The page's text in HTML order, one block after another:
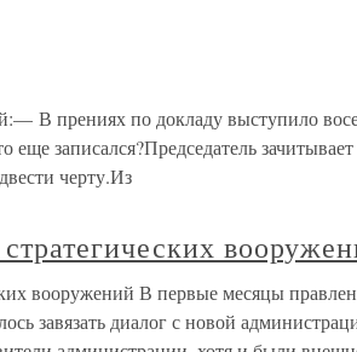
В прениях по докладу выступило
записался?Председатель
черту.Из
вооружений В первые месяцы
завязать диалог с новой